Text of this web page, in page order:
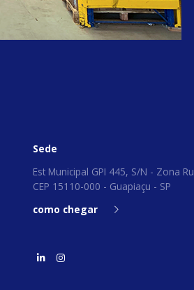
Sede
Est Municipal GPI 445, S/N - Zona
CEP 15110-000 - Guapiaçu - SP
como chegar